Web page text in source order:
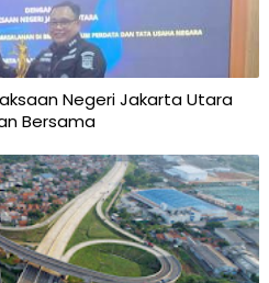
Negeri Jakarta Utara
Bersama